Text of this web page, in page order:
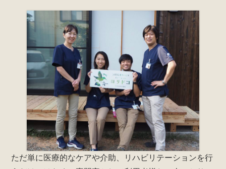
ただ単に医療的なケアや介助、リハビリテーションを行